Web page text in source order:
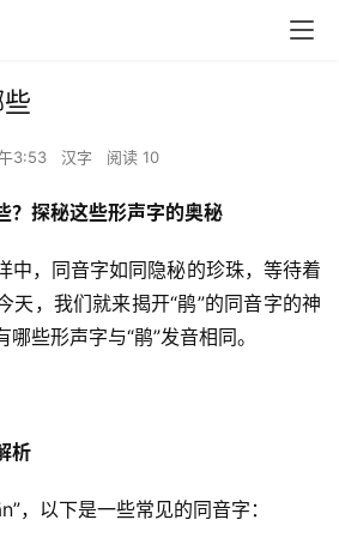
3:53 汉字 阅读 10
？探秘这些形声字的奥秘
，同音字如同隐秘的珍珠，等待着
天，我们就来揭开“鹃”的同音字的神
些形声字与“鹃”发音相同。
析
以下是一些常见的同音字：